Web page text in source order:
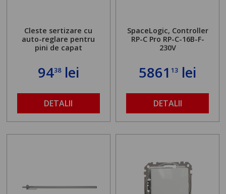
Cleste sertizare cu
auto-reglare pentru
pini de capat
9438lei
DETALII
SpaceLogic, Controller
RP-C Pro RP-C-16B-F-
230V
586113 lei
DETALII